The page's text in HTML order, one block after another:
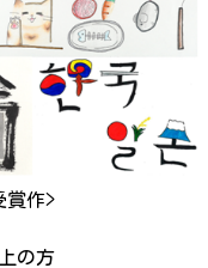
賞作>
の方